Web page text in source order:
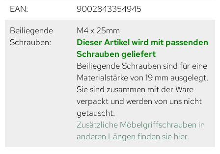
EAN:
9002843354945
Beiliegende
Schrauben:
M4 x 25mm
Dieser Artikel wird mit passenden
Schrauben geliefert
Beiliegende Schrauben sind für eine
Materialstärke von 19 mm ausgelegt.
Sie sind zusammen mit der Ware
verpackt und werden von uns nicht
getauscht.
Zusätzliche Möbelgriffschrauben in
anderen Längen finden sie hier.